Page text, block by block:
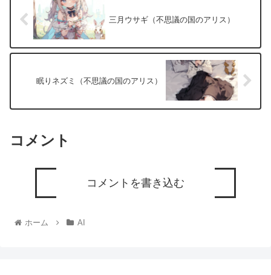
三月ウサギ（不思議の国のアリス）
眠りネズミ（不思議の国のアリス）
コメント
コメントを書き込む
ホーム AI